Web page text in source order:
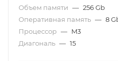
Объем памяти — 256 Gb
Оперативная память — 8
Процессор — M3
Диагональ — 15